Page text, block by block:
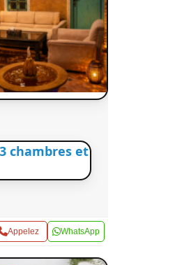
chambres et
Appelez WhatsApp